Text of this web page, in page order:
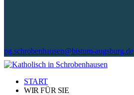
pg.schrobenhausen@bistum-augsburg.de
START
WIR FÜR SIE